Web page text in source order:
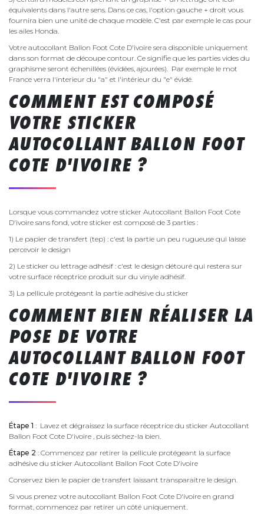
équivalents dans l'autre sens. Dans ce cas, l'option gauche + droit vous
fournira bien une unité de chaque modèle. C'est par exemple le cas pour
les ailes Honda.
Votre autocollant Ballon Foot Cote D'ivoire sera disponible uniquement
dans son format de découpe contour. Ce signifie que les parties vides du
graphisme seront échenillées (évidées, ajourées). Par exemple le mot
France verra l'interieur du "a" et l'intérieur du "e" évidé.
COMMENT EST COMPOSÉ
VOTRE STICKER
AUTOCOLLANT BALLON FOOT
COTE D'IVOIRE ?
Lorsque vous commandez votre sticker Autocollant Ballon Foot Cote
D'ivoire sans fond, votre sticker est composé de 3 parties :
1) Le papier de transfert (tep) : c'est la partie un peu rugueuse qui laisse
percevoir le design
2) Le sticker ou lettrage adhésif : c'est le design détouré qui restera sur
votre surface réceptrice produit sur du vinyle adhésif.
3) La pellicule protégeant la partie adhésive du sticker
COMMENT BIEN RÉALISER LA
POSE DE VOTRE
AUTOCOLLANT BALLON FOOT
COTE D'IVOIRE ?
Étape 1 : Lavez et dégraissez la surface réceptrice du sticker Autocollant
Ballon Foot Cote D'ivoire , puis séchez-la bien.
Étape 2 : Commencez par retirer la pellicule protégeant la surface
adhésive du sticker Autocollant Ballon Foot Cote D'ivoire
Conservez bien le papier de transfert laissant transparaître le design.
Si vous prenez votre autocollant Ballon Foot Cote D'ivoire en grand
format, commencez par retirer un côté uniquement.